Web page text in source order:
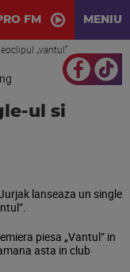
FM MENIU
„vantul”
ul si
lanseaza un single
piesa „Vantul” in
asta in club